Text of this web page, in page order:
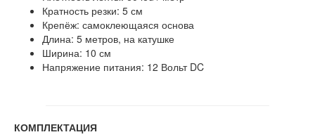
Кратность резки: 5 см
Крепёж: самоклеющаяся основа
Длина: 5 метров, на катушке
Ширина: 10 см
Напряжение питания: 12 Вольт DC
КОМПЛЕКТАЦИЯ